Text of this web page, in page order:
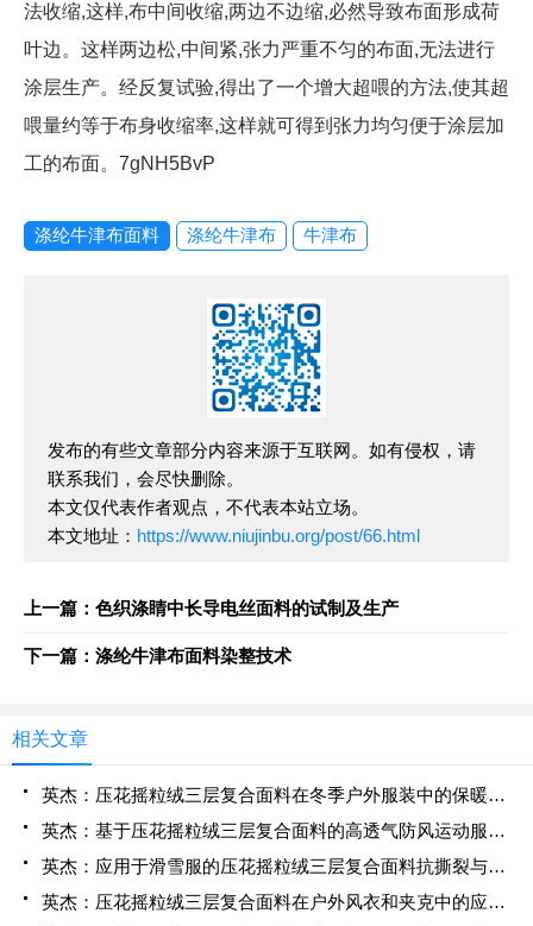
法收缩,这样,布中间收缩,两边不边缩,必然导致布面形成荷
叶边。这样两边松,中间紧,张力严重不匀的布面,无法进行
涂层生产。经反复试验,得出了一个增大超喂的方法,使其超
喂量约等于布身收缩率,这样就可得到张力均匀便于涂层加
工的布面。7gNH5BvP
涤纶牛津布面料 涤纶牛津布 牛津布
发布的有些文章部分内容来源于互联网。如有侵权，请
联系我们，会尽快删除。
本文仅代表作者观点，不代表本站立场。
本文地址： https://www.niujinbu.org/post/66.html
上一篇：色织涤睛中长导电丝面料的试制及生产
下一篇：涤纶牛津布面料染整技术
相关文章
英杰：压花摇粒绒三层复合面料在冬季户外服装中的保暖性能优化研究
英杰：基于压花摇粒绒三层复合面料的高透气防风运动服饰开发
英杰：应用于滑雪服的压花摇粒绒三层复合面料抗撕裂与耐磨性提升技术
英杰：压花摇粒绒三层复合面料在户外风衣和夹克中的应用与性能